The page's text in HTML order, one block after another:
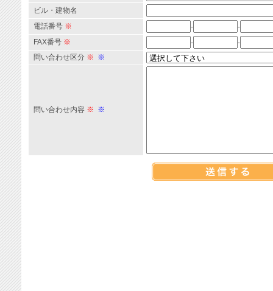
ビル・建物名
電話番号 ※ -
-
FAX番号 ※ -
-
問い合わせ区分 ※ ※
問い合わせ内容 ※ ※